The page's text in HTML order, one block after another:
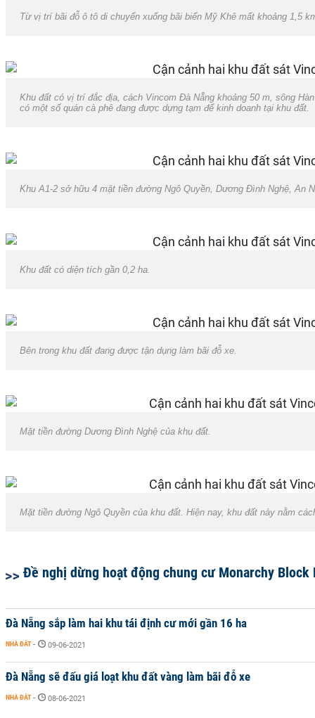
Từ vị trí bãi đỗ ô tô di chuyển xuống bãi biển Mỹ Khê mất khoảng 1,5
Khu đất có vị trí đắc địa, cách Vincom Đà Nẵng khoảng 50 m, sông
có một số quán cà phê đang được dựng tạm để kinh doanh tại khu đất.
Khu A1-2 sở hữu 4 mặt tiền đường Ngô Quyền, Dương Đình Nghệ, An
Khu đất có diện tích gần 0,2 ha.
Bên trong khu đất đang được tận dụng làm bãi đỗ xe.
Mặt tiền đường Dương Đình Nghệ của khu đất.
Mặt tiền đường Ngô Quyền của khu đất. Hiện nay, khu đất này nằm
Đề nghị dừng hoạt động chung cư Monarchy Block
Đà Nẵng sắp làm hai khu tái định cư mới gần 16 ha
NHÀ ĐẤT - 09-06-2021
Đà Nẵng sẽ đấu giá loạt khu đất vàng làm bãi đỗ xe
NHÀ ĐẤT - 08-06-2021